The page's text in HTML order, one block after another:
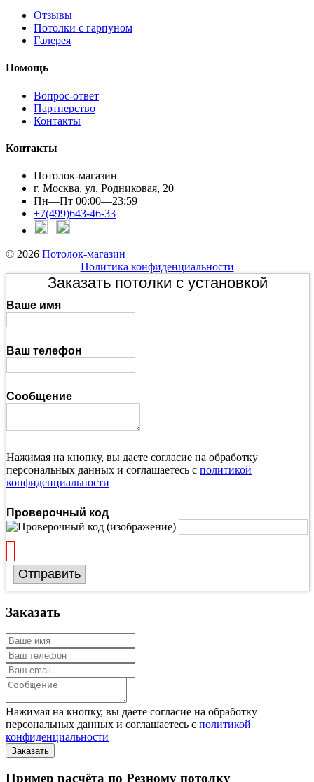
Отзывы
Потолки с гарпуном
Галерея
Помощь
Вопрос-ответ
Партнерство
Контакты
Контакты
Потолок-магазин
г. Москва, ул. Родниковая, 20
Пн—Пт 00:00—23:59
+7(499)643-46-33
© 2026 Потолок-магазин
Политика конфиденциальности
Заказать потолки с установкой
Ваше имя
Ваш телефон
Сообщение
Нажимая на кнопку, вы даете согласие на обработку
персональных данных и соглашаетесь с политикой
конфиденциальности
Проверочный код
Отправить
Заказать
Нажимая на кнопку, вы даете согласие на обработку
персональных данных и соглашаетесь с политикой
конфиденциальности
Пример расчёта по Резному потолку